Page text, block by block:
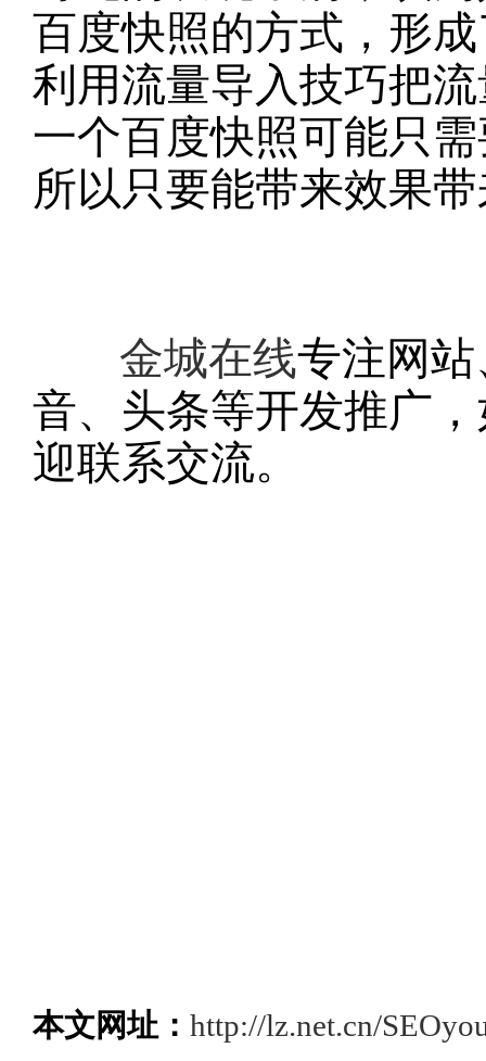
百度快照的方式，形
利用流量导入技巧把
一个百度快照可能只
所以只要能带来效果
金城在线专注网
音、头条等开发推广
迎联系交流。
本文网址： http://lz.net.cn/